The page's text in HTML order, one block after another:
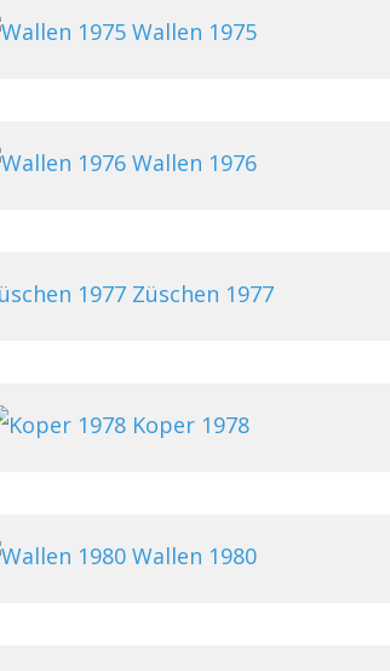
Wallen 1975
Wallen 1976
Züschen 1977
Koper 1978
Wallen 1980